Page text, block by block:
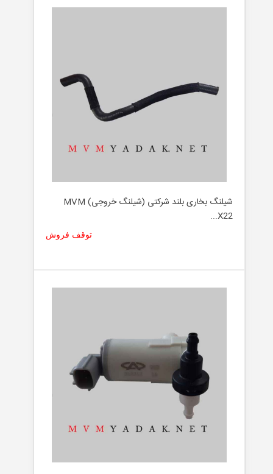
شیلنگ بخاری بلند شرکتی (شیلنگ خروجی) MVM
X22...
توقف فروش